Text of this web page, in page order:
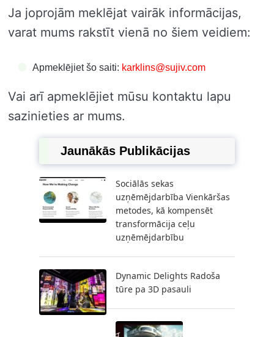
Ja joprojām meklējat vairāk informācijas,
varat mums rakstīt vienā no šiem veidiem:
Apmeklējiet šo saiti: karklins@sujiv.com
Vai arī apmeklējiet mūsu kontaktu lapu
sazinieties ar mums.
Jaunākās Publikācijas
Sociālās sekas
uzņēmējdarbība Vienkāršas
metodes, kā kompensēt
transformācija ceļu
uzņēmējdarbību
Dynamic Delights Radoša
tūre pa 3D pasauli